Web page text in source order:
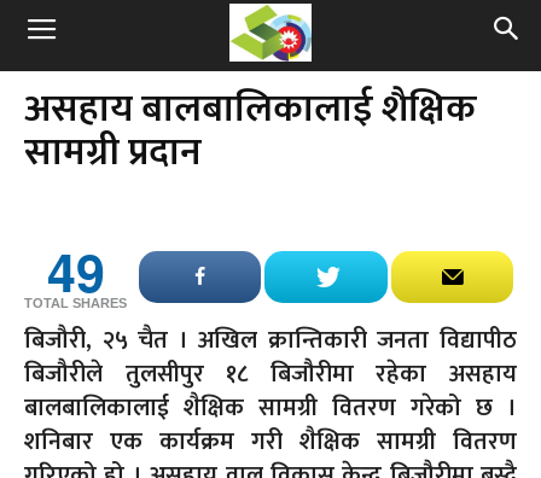
असहाय बालबालिकालाई शैक्षिक
सामग्री प्रदान
49
TOTAL SHARES
बिजौरी, २५ चैत । अखिल क्रान्तिकारी जनता विद्यापीठ
बिजौरीले तुलसीपुर १८ बिजौरीमा रहेका असहाय
बालबालिकालाई शैक्षिक सामग्री वितरण गरेको छ ।
शनिबार एक कार्यक्रम गरी शैक्षिक सामग्री वितरण